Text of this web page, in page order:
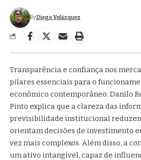
ByDiego Velázquez
Transparência e confiança nos
pilares essenciais para o
econômico contemporâneo. Danilo
Pinto explica que a clareza das
previsibilidade institucional
orientam decisões de investimento
vez mais complexos. Além disso, a
um ativo intangível, capaz de